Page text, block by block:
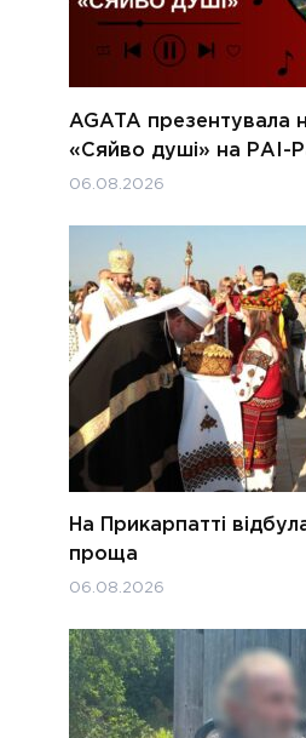
AGATA презентувала
«Сяйво душі» на РАІ-
06.08.2026
На Прикарпатті
проща
06.08.2026